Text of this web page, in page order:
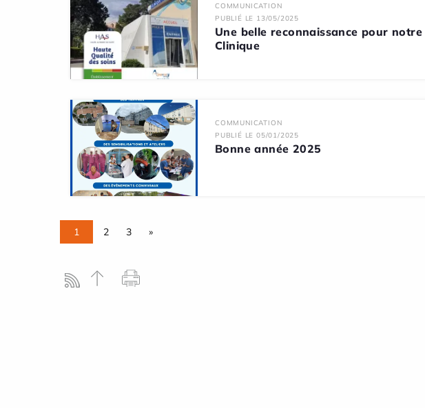
COMMUNICATION
PUBLIÉ LE 13/05/2025
Une belle reconnaissance pour notre
Clinique
COMMUNICATION
PUBLIÉ LE 05/01/2025
Bonne année 2025
1 2 3 »